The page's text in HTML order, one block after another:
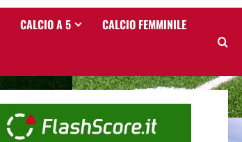
CALCIO A 5 CALCIO FEMMINILE